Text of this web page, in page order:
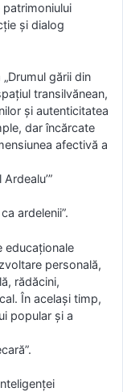
și dialog
gării din
transilvănean,
și autenticitatea
dar încărcate
afectivă a
ardelenii”.
educaționale
personală,
rădăcini,
În același timp,
popular și a